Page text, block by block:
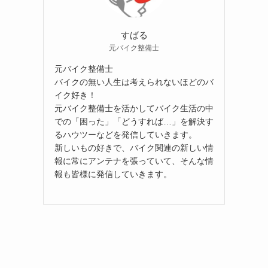
すばる
元バイク整備士
元バイク整備士
バイクの無い人生は考えられないほどのバ
イク好き！
元バイク整備士を活かしてバイク生活の中
での「困った」「どうすれば…」を解決す
るハウツーなどを発信していきます。
新しいもの好きで、バイク関連の新しい情
報に常にアンテナを張っていて、そんな情
報も皆様に発信していきます。